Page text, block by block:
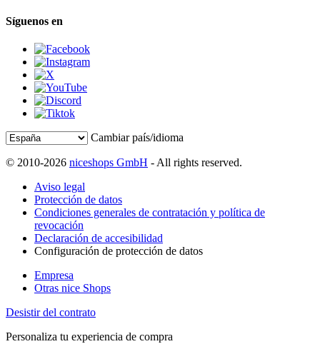
Síguenos en
Cambiar país/idioma
© 2010-2026 niceshops GmbH - All rights reserved.
Aviso legal
Protección de datos
Condiciones generales de contratación y política de
revocación
Declaración de accesibilidad
Configuración de protección de datos
Empresa
Otras nice Shops
Desistir del contrato
Personaliza tu experiencia de compra